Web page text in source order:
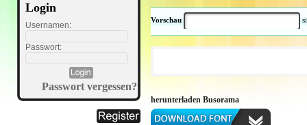
Login
Usernamen:
Passwort:
Passwort vergessen?
Vorschau
herunterladen Busorama